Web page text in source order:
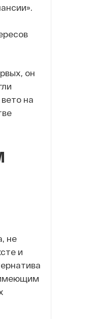
он
на
не
и
имеющим